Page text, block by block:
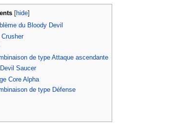
hide
du Bloody Devil
de type Attaque ascendante
Saucer
Core Alpha
de type Défense